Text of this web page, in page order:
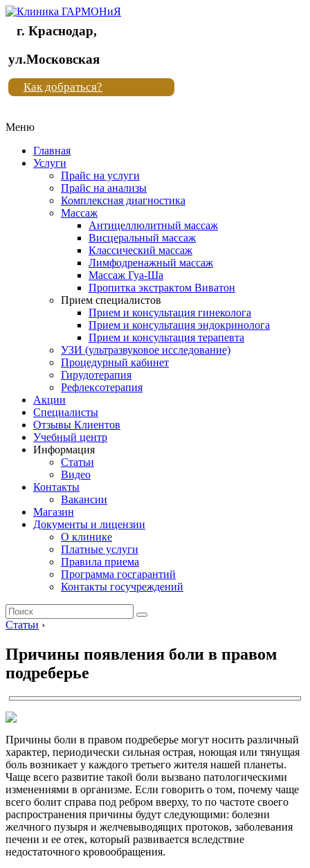
Клиника
"Новая
жизнь"
Клиника
жизнь"
г. Краснодар,
ул.Московская
Как добраться?
Меню
Главная
Услуги
Прайс на услуги
Прайс на анализы
Комплексная диагностика
Массаж
Антицеллюлитный массаж
Висцеральный массаж
Классический массаж
Лимфодренажный массаж
Массаж Гуа-Ша
Пропитка экстрактом Виватон
Прием специалистов
Прием и консультация гинеколога
Прием и консультация эндокринолога
Прием и консультация терапевта
УЗИ (ультразвуковое исследование)
Процедурный кабинет
Гирудотерапия
Рефлексотерапия
Акции
Специалисты
Отзывы Клиентов
Учебный центр
Информация
Статьи
Видео
Контакты
Вакансии
Магазин
Документы и лицензии
О клинике
Платные услуги
Правила приема
Программа госгарантий
Контакты госучреждений
Статьи ›
Причины появления боли в правом
подреберье
Причины боли в правом подреберье могут носить различный
характер, периодически сильная острая, ноющая или тянущая
боль возникает у каждого третьего жителя нашей планеты.
Чаще всего развитие такой боли вызвано патологическими
изменениями в организме. Если говорить о том, почему чаще
всего болит справа под ребром вверху, то по частоте своего
распространения причины будут следующими: болезни
желчного пузыря и желчевыводящих протоков, заболевания
печени и ее отек, который развивается вследствие
недостаточного кровообращения.